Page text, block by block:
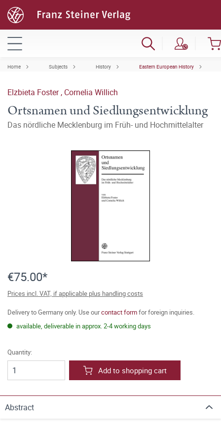
Home Subjects History Eastern European History
Elzbieta Foster, Cornelia Willich
Ortsnamen und Siedlungsentwicklung
Das nördliche Mecklenburg im Früh- und Hochmittelalter
€75.00*
Prices incl. VAT, if applicable plus handling costs
Delivery to Germany only. Use ourcontact formfor foreign inquiries.
available, deliverable in approx. 2-4 working days
Quantity:
Add to shopping cart
Abstract